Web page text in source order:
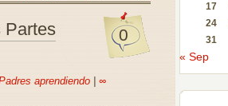
0
Partes
aprendiendo| ∞
17
24
31
« Sep